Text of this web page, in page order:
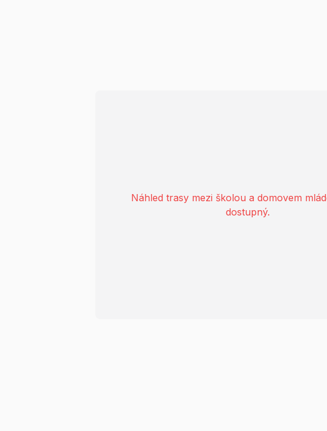
Náhled trasy mezi školou a domovem
dostupný.